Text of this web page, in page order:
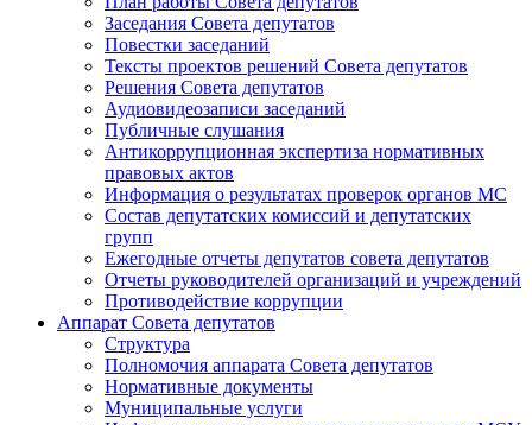
Заседания Cовета депутатов
Повестки заседаний
Тексты проектов решений Совета депутатов
Решения Совета депутатов
Аудиовидеозаписи заседаний
Публичные слушания
Антикоррупционная экспертиза нормативных
правовых актов
Информация о результатах проверок органов МС
Состав депутатских комиссий и депутатских
групп
Ежегодные отчеты депутатов совета депутатов
Отчеты руководителей организаций и учреждений
Противодействие коррупции
Аппарат Совета депутатов
Структура
Полномочия аппарата Совета депутатов
Нормативные документы
Муниципальные услуги